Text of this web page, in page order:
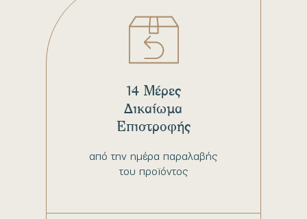
από την ημέρα παραλαβής
του προϊόντος
14 Μέρες
Δικαίωμα
Επιστροφής